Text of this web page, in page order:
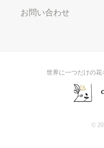
お問い合わせ
世界に一つだけの花
©